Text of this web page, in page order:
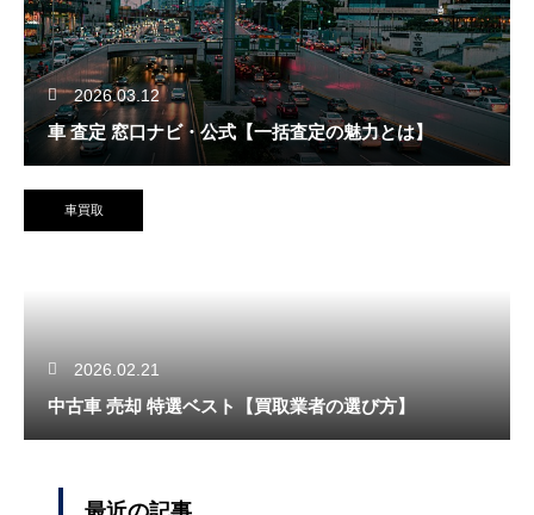
2026.03.12
車 査定 窓口ナビ・公式【一括査定の魅力とは】
車買取
2026.02.21
中古車 売却 特選ベスト【買取業者の選び方】